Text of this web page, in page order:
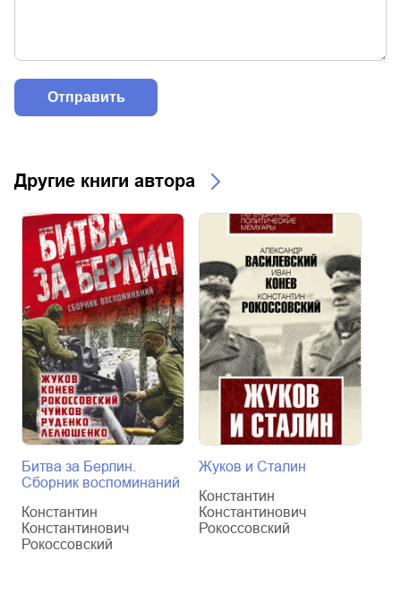
Другие книги автора
Битва за Берлин.
Сборник воспоминаний
Константин
Константинович
Рокоссовский
Жуков и Сталин
Константин
Константинович
Рокоссовский